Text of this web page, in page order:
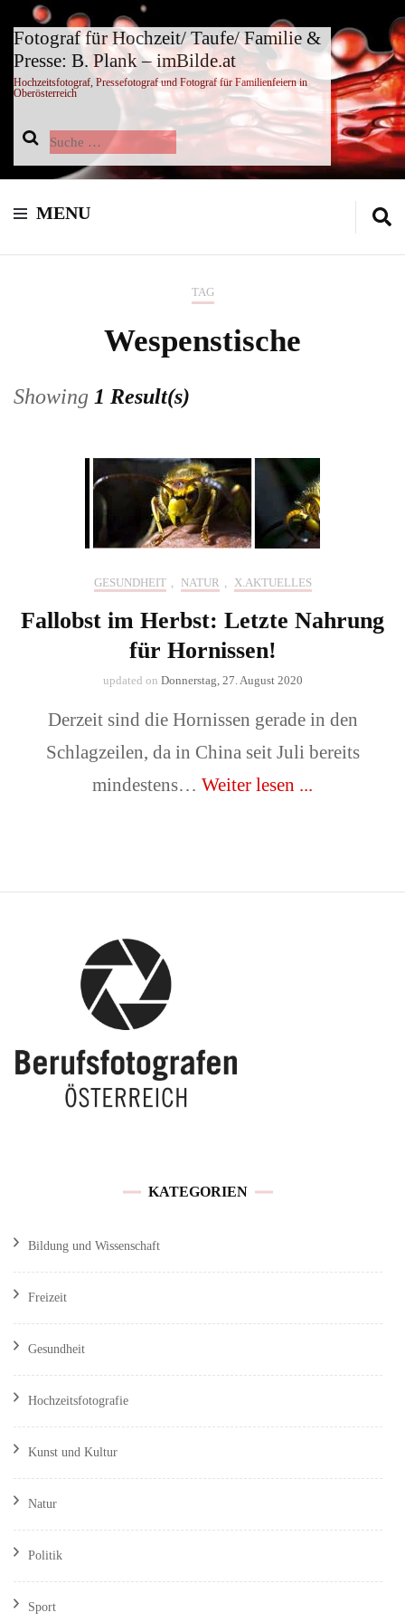
Fotograf für Hochzeit/ Taufe/ Familie &
Presse: B. Plank – imBilde.at
Hochzeitsfotograf, Pressefotograf und Fotograf für Familienfeiern in
Oberösterreich
Suche
nach:
MENU
TAG
Wespenstische
Showing 1 Result(s)
GESUNDHEIT , NATUR , X.AKTUELLES
Fallobst im Herbst: Letzte Nahrung
für Hornissen!
updated on Donnerstag, 27. August 2020
Derzeit sind die Hornissen gerade in den
Schlagzeilen, da in China seit Juli bereits
mindestens… Weiter lesen ...
KATEGORIEN
Bildung und Wissenschaft
Freizeit
Gesundheit
Hochzeitsfotografie
Kunst und Kultur
Natur
Politik
Sport